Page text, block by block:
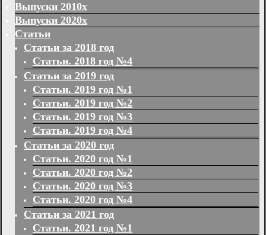
Выпуски 2010х
Выпуски 2020х
Статьи
Статьи за 2018 год
Статьи. 2018 год №4
Статьи за 2019 год
Статьи. 2019 год №1
Статьи. 2019 год №2
Статьи. 2019 год №3
Статьи. 2019 год №4
Статьи за 2020 год
Статьи. 2020 год №1
Статьи. 2020 год №2
Статьи. 2020 год №3
Статьи. 2020 год №4
Статьи за 2021 год
Статьи. 2021 год №1